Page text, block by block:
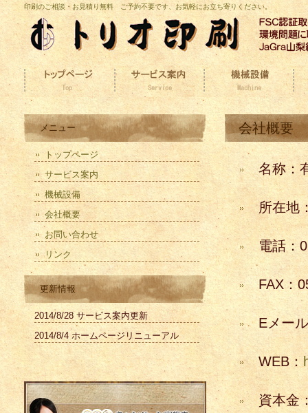
印刷のご相談・お見積り無料 ご予約不要です、お気軽にお立ち寄りください。
会社概要
名称：
所在地
電話：
FAX：
Eメー
WEB：
資本金
メニュー
トップページ
サービス案内
機械設備
会社概要
お問い合わせ
リンク
更新情報
2014/8/28 サービス案内更新
2014/8/4 ホームページリニューアル